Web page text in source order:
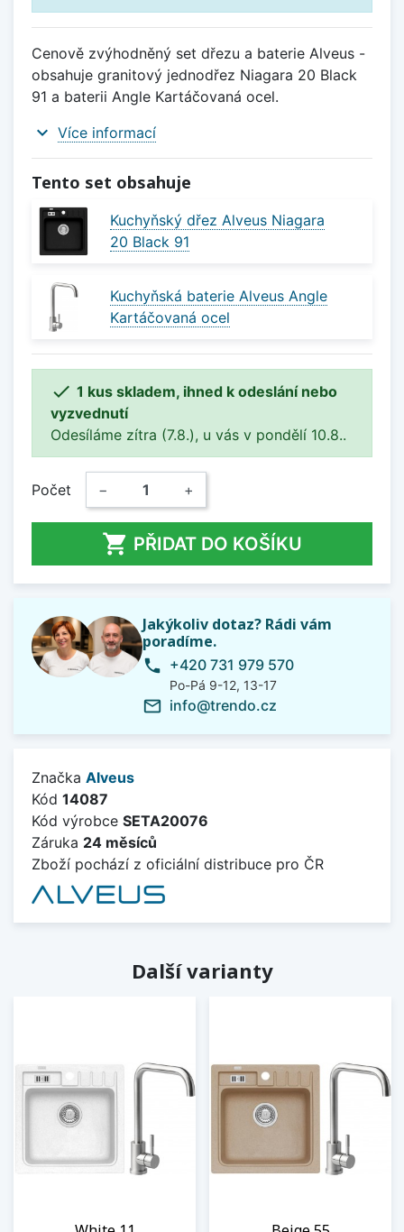
Cenově zvýhodněný set dřezu a baterie Alveus -
obsahuje granitový jednodřez Niagara 20 Black
91 a baterii Angle Kartáčovaná ocel.
expand_more Více informací
Tento set obsahuje
Kuchyňský dřez Alveus Niagara
20 Black 91
Kuchyňská baterie Alveus Angle
Kartáčovaná ocel
 1 kus skladem, ihned k odeslání nebo
vyzvednutí
Odesíláme zítra (7.8.), u vás v pondělí 10.8..
Počet − +
 PŘIDAT DO KOŠÍKU
Jakýkoliv dotaz? Rádi vám
poradíme.
phone +420 731 979 570
Po-Pá 9-12, 13-17
mail_outline info@trendo.cz
Značka Alveus
Kód 14087
Kód výrobce SETA20076
Záruka 24 měsíců
Zboží pochází z oficiální distribuce pro ČR
Další varianty